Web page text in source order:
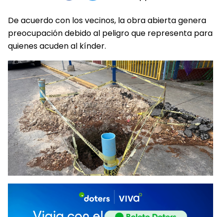
De acuerdo con los vecinos, la obra abierta genera
preocupación debido al peligro que representa para
quienes acuden al kínder.